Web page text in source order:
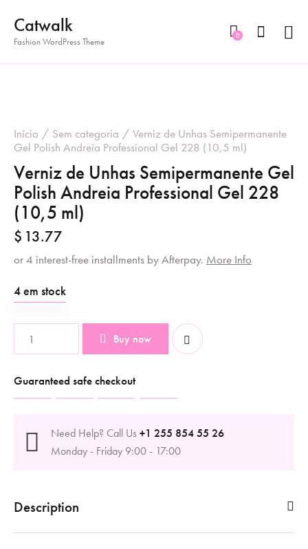
Catwalk
Fashion WordPress Theme
0
Início Sem categoria
Verniz de Unhas Semipermanente
Gel Polish Andreia Professional Gel 228 (10,5 ml)
Verniz de Unhas Semipermanente Gel
Polish Andreia Professional Gel 228
(10,5 ml)
$ 13.77
or 4 interest-free installments by Afterpay. More Info
4 em stock
Buy now
Guaranteed safe checkout
Need Help? Call Us +1 255 854 55 26
Monday - Friday 9:00 - 17:00
Description